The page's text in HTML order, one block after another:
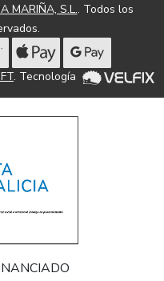
MARIÑA, S.L.. Todos los
. Tecnología